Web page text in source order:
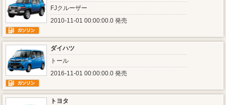
FJクルーザー
2010-11-01 00:00:00.0 発売
ダイハツ
トール
2016-11-01 00:00:00.0 発売
トヨタ